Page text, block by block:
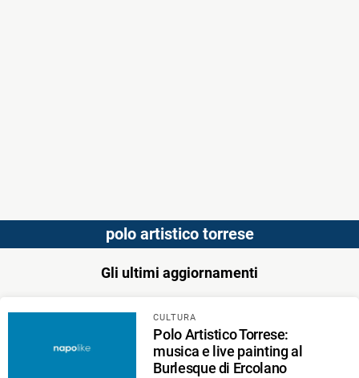
polo artistico torrese
Gli ultimi aggiornamenti
CULTURA
Polo Artistico Torrese:
musica e live painting al
Burlesque di Ercolano